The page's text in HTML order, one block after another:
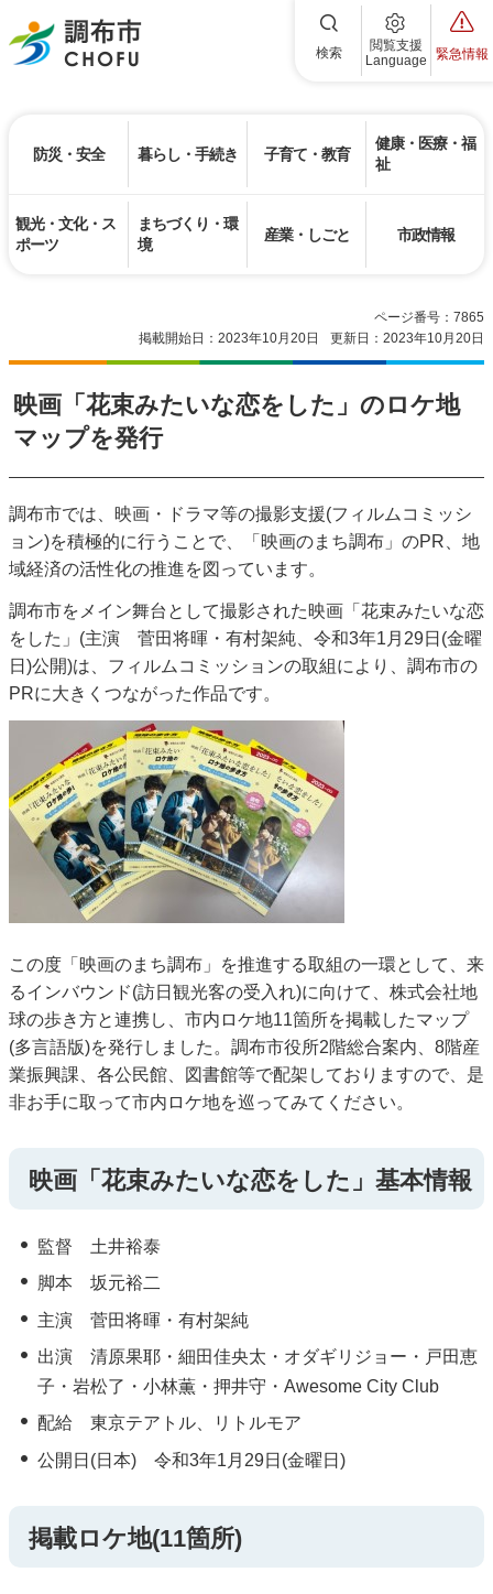
調布市 検索
閲覧支援
Language
緊急情報
防災・安全 暮らし・手続き 子育て・教育
健康・医療・福
祉
観光・文化・ス
ポーツ
まちづくり・環
境
産業・しごと 市政情報
ページ番号：7865
掲載開始日：2023年10月20日
更新日：2023年10月20日
映画「花束みたいな恋をした」のロケ地
マップを発行
調布市では、映画・ドラマ等の撮影支援(フィルムコミッシ
ョン)を積極的に行うことで、「映画のまち調布」のPR、地
域経済の活性化の推進を図っています。
調布市をメイン舞台として撮影された映画「花束みたいな恋
をした」(主演 菅田将暉・有村架純、令和3年1月29日(金曜
日)公開)は、フィルムコミッションの取組により、調布市の
PRに大きくつながった作品です。
この度「映画のまち調布」を推進する取組の一環として、来
るインバウンド(訪日観光客の受入れ)に向けて、株式会社地
球の歩き方と連携し、市内ロケ地11箇所を掲載したマップ
(多言語版)を発行しました。調布市役所2階総合案内、8階産
業振興課、各公民館、図書館等で配架しておりますので、是
非お手に取って市内ロケ地を巡ってみてください。
映画「花束みたいな恋をした」基本情報
監督 土井裕泰
脚本 坂元裕二
主演 菅田将暉・有村架純
出演 清原果耶・細田佳央太・オダギリジョー・戸田恵
子・岩松了・小林薫・押井守・Awesome City Club
配給 東京テアトル、リトルモア
公開日(日本) 令和3年1月29日(金曜日)
掲載ロケ地(11箇所)